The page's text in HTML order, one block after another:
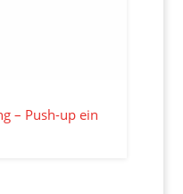
– Push-up ein